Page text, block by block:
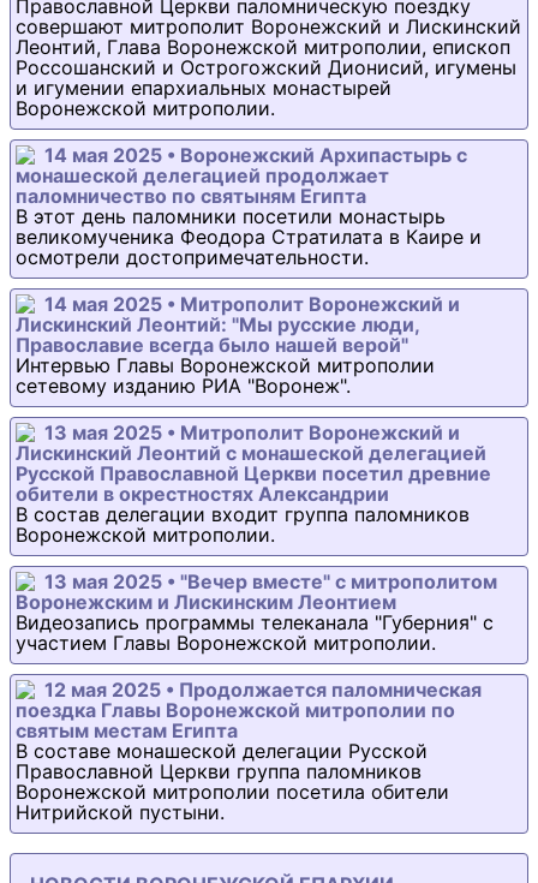
Православной Церкви паломническую поездку
совершают митрополит Воронежский и Лискинский
Леонтий, Глава Воронежской митрополии, епископ
Россошанский и Острогожский Дионисий, игумены
и игумении епархиальных монастырей
Воронежской митрополии.
14 мая 2025 • Воронежский Архипастырь с
монашеской делегацией продолжает
паломничество по святыням Египта
В этот день паломники посетили монастырь
великомученика Феодора Стратилата в Каире и
осмотрели достопримечательности.
14 мая 2025 • Митрополит Воронежский и
Лискинский Леонтий: "Мы русские люди,
Православие всегда было нашей верой"
Интервью Главы Воронежской митрополии
сетевому изданию РИА "Воронеж".
13 мая 2025 • Митрополит Воронежский и
Лискинский Леонтий с монашеской делегацией
Русской Православной Церкви посетил древние
обители в окрестностях Александрии
В состав делегации входит группа паломников
Воронежской митрополии.
13 мая 2025 • "Вечер вместе" с митрополитом
Воронежским и Лискинским Леонтием
Видеозапись программы телеканала "Губерния" с
участием Главы Воронежской митрополии.
12 мая 2025 • Продолжается паломническая
поездка Главы Воронежской митрополии по
святым местам Египта
В составе монашеской делегации Русской
Православной Церкви группа паломников
Воронежской митрополии посетила обители
Нитрийской пустыни.